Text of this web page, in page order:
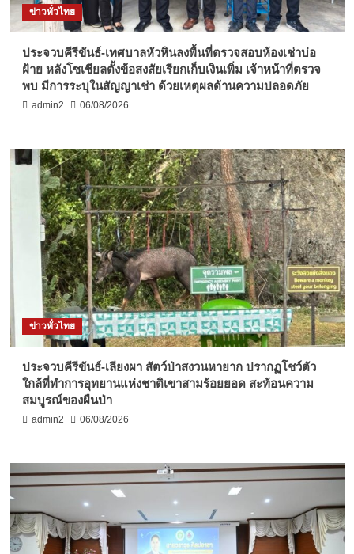
ข่าวทั่วไทย
ประจวบคีรีขันธ์-เทศบาลหัวหินลงพื้นที่ตรวจสอบห้องเช่าบ่อ
ฝ้าย หลังโซเชียลตั้งข้อสงสัยเรียกเก็บเงินเพิ่ม เจ้าหน้าที่ตรวจ
พบ มีการระบุในสัญญาเช่า ด้วยเหตุผลด้านความปลอดภัย
admin2 06/08/2026
ข่าวทั่วไทย
ประจวบคีรีขันธ์-เลียงผา สัตว์ป่าสงวนหายาก ปรากฏโชว์ตัว
ใกล้ที่ทำการอุทยานแห่งชาติเขาสามร้อยยอด สะท้อนความ
สมบูรณ์ของผืนป่า
admin2 06/08/2026